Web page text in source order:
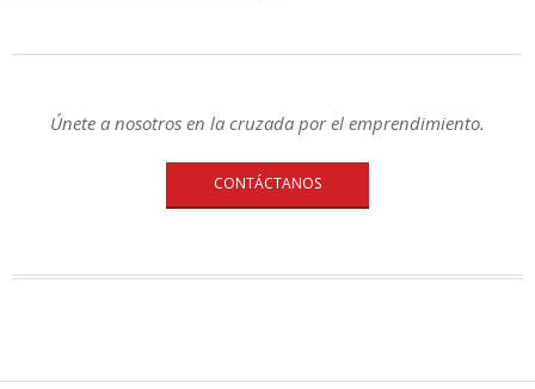
Únete a nosotros en la cruzada por el emprendimiento.
CONTÁCTANOS